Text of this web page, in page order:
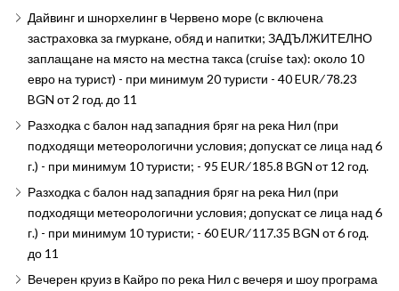
Дайвинг и шнорхелинг в Червено море (с включена
застраховка за гмуркане, обяд и напитки; ЗАДЪЛЖИТЕЛНО
заплащане на място на местна такса (cruise tax): около 10
евро на турист) - при минимум 20 туристи - 40 EUR ∕ 78.23
BGN от 2 год. до 11
Разходка с балон над западния бряг на река Нил (при
подходящи метеорологични условия; допускат се лица над 6
г.) - при минимум 10 туристи; - 95 EUR ∕ 185.8 BGN от 12 год.
Разходка с балон над западния бряг на река Нил (при
подходящи метеорологични условия; допускат се лица над 6
г.) - при минимум 10 туристи; - 60 EUR ∕ 117.35 BGN от 6 год.
до 11
Вечерен круиз в Кайро по река Нил с вечеря и шоу програма